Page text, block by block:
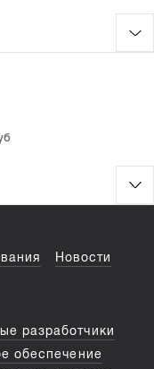
Новости
разработчики
обеспечение